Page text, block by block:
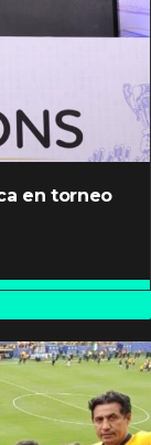
en torneo